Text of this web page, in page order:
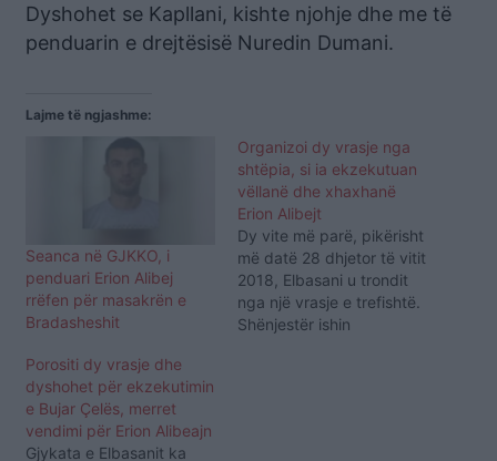
Dyshohet se Kapllani, kishte njohje dhe me të
penduarin e drejtësisë Nuredin Dumani.
Lajme të ngjashme:
Seanca në GJKKO, i
penduari Erion Alibej
rrëfen për masakrën e
Bradasheshit
Organizoi dy vrasje nga
shtëpia, si ia ekzekutuan
vëllanë dhe xhaxhanë
Erion Alibejt
Dy vite më parë, pikërisht
më datë 28 dhjetor të vitit
2018, Elbasani u trondit
nga një vrasje e trefishtë.
Shënjestër ishin
Porositi dy vrasje dhe
dyshohet për ekzekutimin
e Bujar Çelës, merret
vendimi për Erion Alibeajn
Gjykata e Elbasanit ka